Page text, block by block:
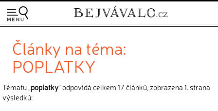
Články na téma:
POPLATKY
Tématu „poplatky“ odpovídá celkem 17 článků, zobrazena 1. strana
výsledků: